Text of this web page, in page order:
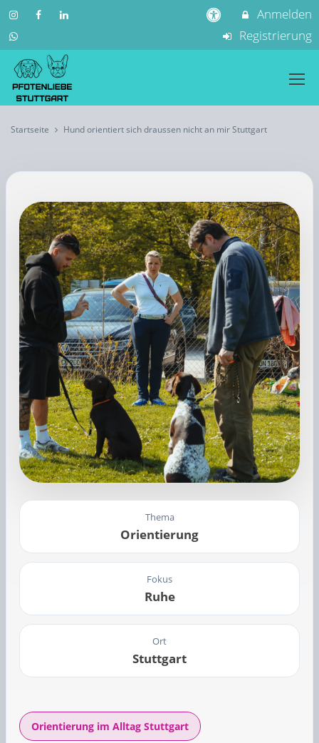
Anmelden
Registrierung
Startseite Hund orientiert sich draussen nicht an mir Stuttgart
Thema
Orientierung
Fokus
Ruhe
Ort
Stuttgart
Orientierung im Alltag Stuttgart